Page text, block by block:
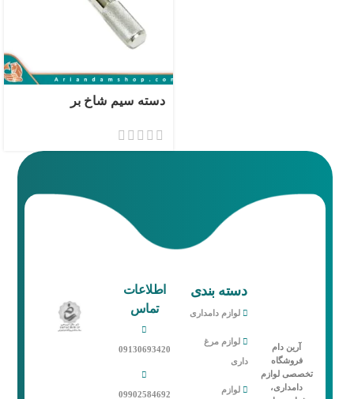
دسته سیم شاخ بر
آرین دام
فروشگاه
تخصصی لوازم
دامداری،
دسته بندی
لوازم دامداری
لوازم مرغ
داری
لوازم
اطلاعات
تماس
09130693420
09902584692